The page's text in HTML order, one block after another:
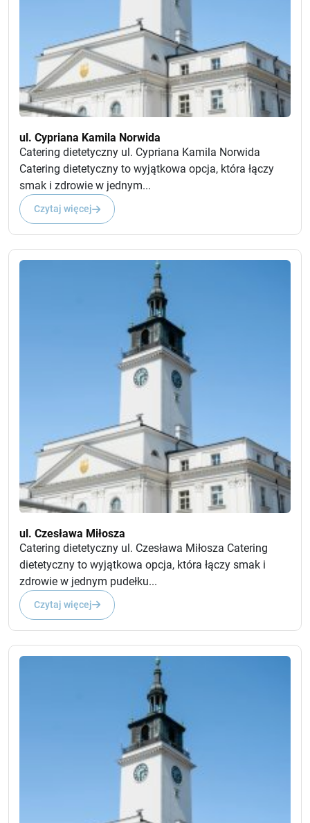
ul. Cypriana Kamila Norwida
Catering dietetyczny ul. Cypriana Kamila Norwida
Catering dietetyczny to wyjątkowa opcja, która łączy
smak i zdrowie w jednym...
Czytaj więcej
ul. Czesława Miłosza
Catering dietetyczny ul. Czesława Miłosza Catering
dietetyczny to wyjątkowa opcja, która łączy smak i
zdrowie w jednym pudełku...
Czytaj więcej